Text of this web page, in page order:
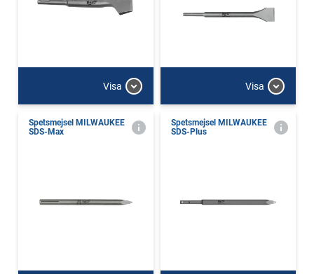
Visa Visa
Spetsmejsel MILWAUKEE
SDS-Max
Spetsmejsel MILWAUKEE
SDS-Plus